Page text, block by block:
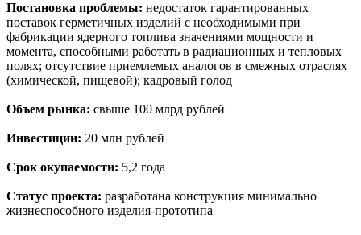
Постановка проблемы: недостаток гарантированных
поставок герметичных изделий с необходимыми при
фабрикации ядерного топлива значениями мощности и
момента, способными работать в радиационных и тепловых
полях; отсутствие приемлемых аналогов в смежных отраслях
(химической, пищевой); кадровый голод
Объем рынка: свыше 100 млрд рублей
Инвестиции: 20 млн рублей
Срок окупаемости: 5,2 года
Статус проекта: разработана конструкция минимально
жизнеспособного изделия-прототипа